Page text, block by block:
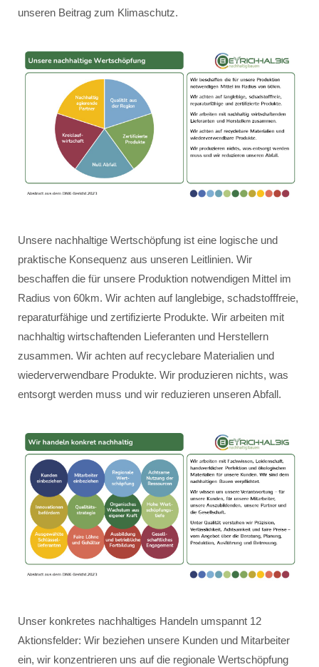
unseren Beitrag zum Klimaschutz.
Unsere nachhaltige Wertschöpfung ist eine logische und
praktische Konsequenz aus unseren Leitlinien. Wir
beschaffen die für unsere Produktion notwendigen Mittel im
Radius von 60km. Wir achten auf langlebige, schadstofffreie,
reparaturfähige und zertifizierte Produkte. Wir arbeiten mit
nachhaltig wirtschaftenden Lieferanten und Herstellern
zusammen. Wir achten auf recyclebare Materialien und
wiederverwendbare Produkte. Wir produzieren nichts, was
entsorgt werden muss und wir reduzieren unseren Abfall.
Unser konkretes nachhaltiges Handeln umspannt 12
Aktionsfelder: Wir beziehen unsere Kunden und Mitarbeiter
ein, wir konzentrieren uns auf die regionale Wertschöpfung